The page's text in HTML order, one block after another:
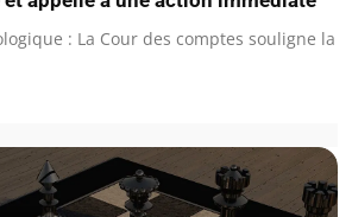
: La Cour des comptes souligne la